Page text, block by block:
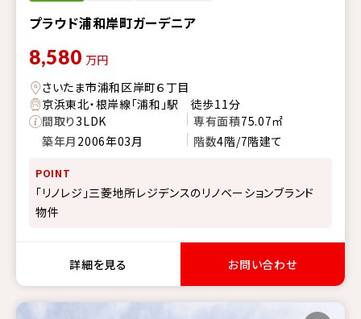
プラウド浦和岸町ガーデニア
8,580 万円
さいたま市浦和区岸町６丁目
京浜東北・根岸線「浦和」駅 徒歩11分
間取り3LDK 専有面積75.07㎡
築年月 2006年03月 階数4階/7階建て
POINT
「リノレジ」三菱地所レジデンスのリノベーションブランド
物件
詳細を見る お問い合わせ